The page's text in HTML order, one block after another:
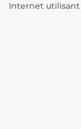
Internet utilisant